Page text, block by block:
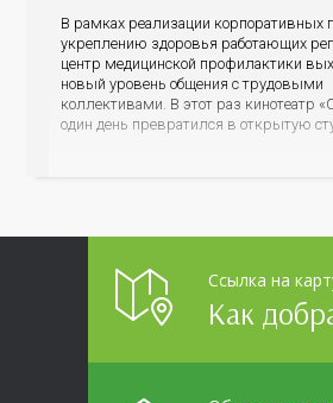
В рамках реализации корпоративных
укреплению здоровья работающих
центр медицинской профилактики
новый уровень общения с трудовыми
коллективами. В этот раз кинотеатр
один день превратился в открытую
Ссылка на
Как